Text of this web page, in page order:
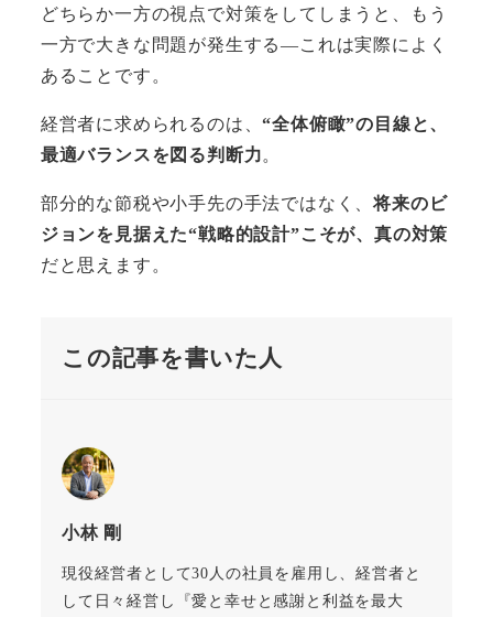
どちらか一方の視点で対策をしてしまうと、もう
一方で大きな問題が発生する―これは実際によく
あることです。
経営者に求められるのは、“全体俯瞰”の目線と、
最適バランスを図る判断力。
部分的な節税や小手先の手法ではなく、将来のビ
ジョンを見据えた“戦略的設計”こそが、真の対策
だと思えます。
この記事を書いた人
小林 剛
現役経営者として30人の社員を雇用し、経営者と
して日々経営し『愛と幸せと感謝と利益を最大